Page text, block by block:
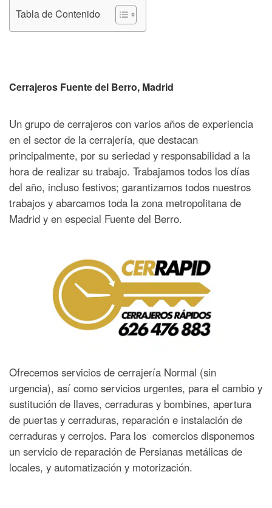
Tabla de Contenido
Cerrajeros Fuente del Berro, Madrid
Un grupo de cerrajeros con varios años de experiencia
en el sector de la cerrajería, que destacan
principalmente, por su seriedad y responsabilidad a la
hora de realizar su trabajo. Trabajamos todos los días
del año, incluso festivos; garantizamos todos nuestros
trabajos y abarcamos toda la zona metropolitana de
Madrid y en especial Fuente del Berro.
Ofrecemos servicios de cerrajería Normal (sin
urgencia), así como servicios urgentes, para el cambio y
sustitución de llaves, cerraduras y bombines, apertura
de puertas y cerraduras, reparación e instalación de
cerraduras y cerrojos. Para los comercios disponemos
un servicio de reparación de Persianas metálicas de
locales, y automatización y motorización.